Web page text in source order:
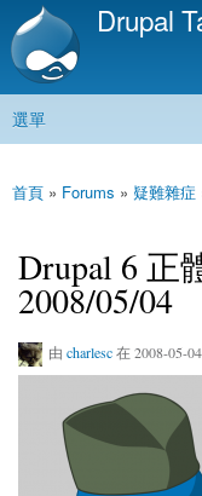
Drupal
主選單
選單
您在這裡
首頁 » Forums » 疑難雜症
Drupal 6 正
2008/05/04
由 charlesc在 2008-05-